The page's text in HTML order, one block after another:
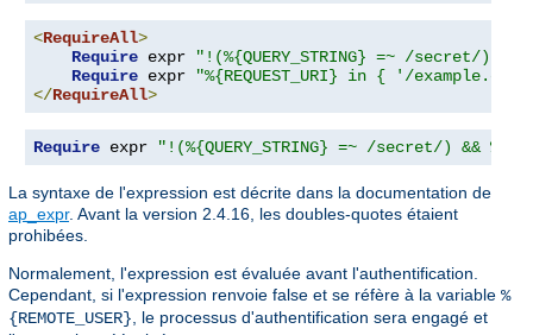
<RequireAll>
Require expr
"!(%{QUERY_STRING} =~ /secret/)"
Require expr
"%{REQUEST_URI} in { '/
</RequireAll>
Require expr "!(%{QUERY_STRING} =~ /secret/) &&
La syntaxe de l'expression est décrite dans la documentation de
ap_expr. Avant la version 2.4.16, les doubles-quotes étaient
prohibées.
Normalement, l'expression est évaluée avant l'authentification.
Cependant, si l'expression renvoie false et se réfère à la variable %
{REMOTE_USER}, le processus d'authentification sera engagé et